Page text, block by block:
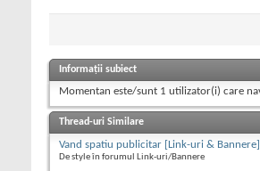
Informații subiect
Momentan este/sunt 1 utilizator(i) care
Thread-uri Similare
Vand spatiu publicitar [Link-uri & Bannere]
De style în forumul Link-uri/Bannere